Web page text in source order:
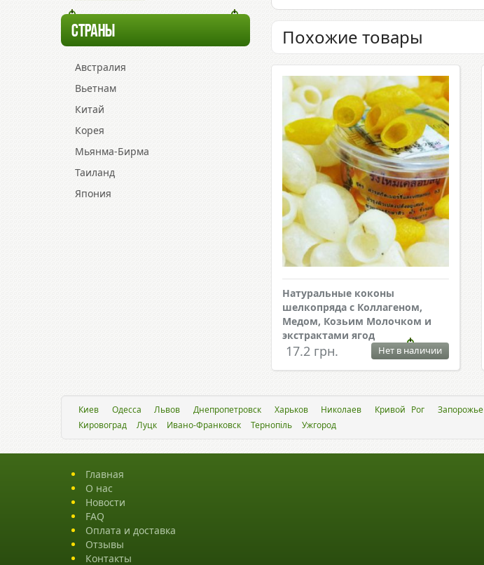
СТРАНЫ
Австралия
Вьетнам
Китай
Корея
Мьянма-Бирма
Таиланд
Япония
Похожие товары
Натуральные коконы
шелкопряда с Коллагеном,
Медом, Козьим Молочком и
экстрактами ягод
17.2 грн. Нет в наличии
Киев Одесса Львов Днепропетровск Харьков Николаев Кривой Рог Запорожье
Кировоград
Луцк Ивано-Франковск Тернопіль Ужгород
Главная
О нас
Новости
FAQ
Оплата и доставка
Отзывы
Контакты